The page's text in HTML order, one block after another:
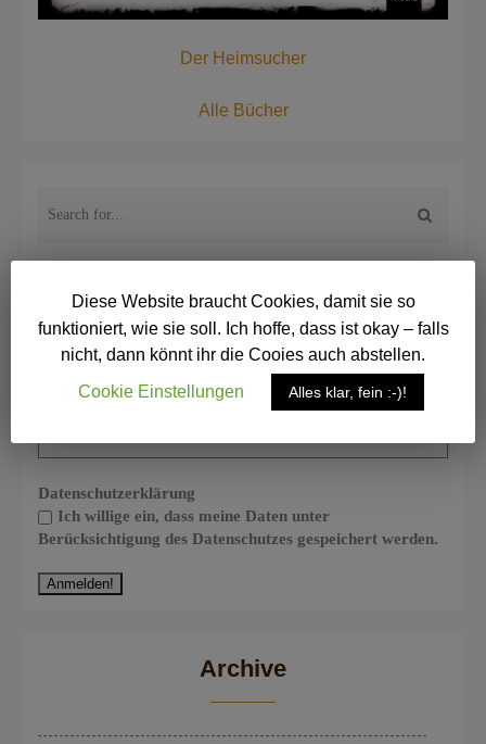
Der Heimsucher
Alle Bücher
Newsletter
E-Mail*
Datenschutzerklärung
Ich willige ein, dass meine Daten unter
Berücksichtigung des Datenschutzes gespeichert werden.
Archive
Diese Website braucht Cookies, damit sie so
funktioniert, wie sie soll. Ich hoffe, dass ist okay – falls
nicht, dann könnt ihr die Cooies auch abstellen.
Cookie Einstellungen
Alles klar, fein :-)!